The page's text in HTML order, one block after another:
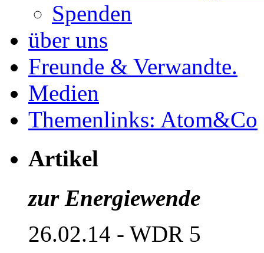
Spenden
über uns
Freunde & Verwandte.
Medien
Themenlinks: Atom&Co
Artikel
zur Energiewende
26.02.14 - WDR 5